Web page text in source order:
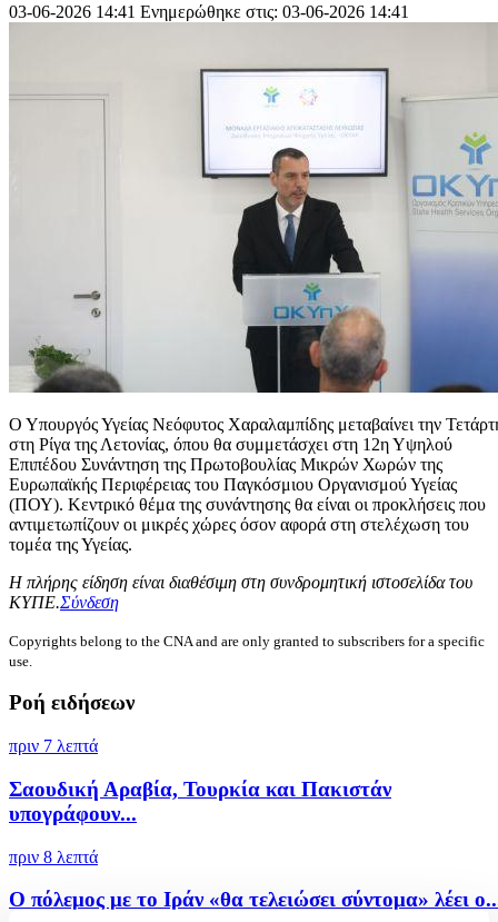
03-06-2026 14:41 Ενημερώθηκε στις: 03-06-2026 14:41
Ο Υπουργός Υγείας Νεόφυτος Χαραλαμπίδης μεταβαίνει την
στη Ρίγα της Λετονίας, όπου θα συμμετάσχει στη 12η Υψηλού
Επιπέδου Συνάντηση της Πρωτοβουλίας Μικρών Χωρών της
Ευρωπαϊκής Περιφέρειας του Παγκόσμιου Οργανισμού Υγείας
(ΠΟΥ). Κεντρικό θέμα της συνάντησης θα είναι οι προκλήσεις που
αντιμετωπίζουν οι μικρές χώρες όσον αφορά στη στελέχωση του
τομέα της Υγείας.
Η πλήρης είδηση είναι διαθέσιμη στη συνδρομητική ιστοσελίδα του
ΚΥΠΕ.Σύνδεση
Copyrights belong to the CNA and are only granted to subscribers for a specific
use.
Ροή ειδήσεων
πριν 7 λεπτά
Σαουδική Αραβία, Τουρκία και Πακιστάν
υπογράφουν...
πριν 8 λεπτά
Ο πόλεμος με το Ιράν «θα τελειώσει σύντομα» λέει